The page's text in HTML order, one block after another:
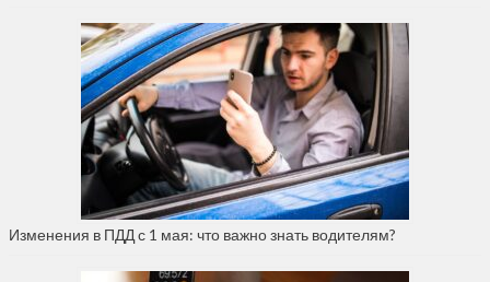
Изменения в ПДД с 1 мая: что важно знать водителям?